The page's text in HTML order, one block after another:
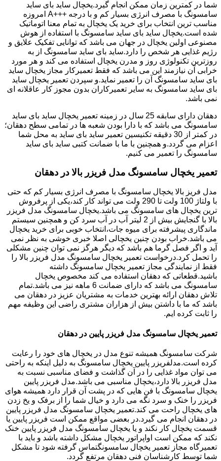
شما در کمترین زمان ممکن انجام گیرد.یخچال ساید بای ساید
سامسونگ با مصرف انرژی بسیار کم و با درجه +++A امروزه
مناسب ترین انتخاب برای خرید یک یخچال به تمام معنا اتوماتیک
شده است.یخچال ساید بای ساید سامسونگ با استفاده از هوش
مصنوعی اولین یخچال در جهان می باشد که توانایی تفکیک علایق و
رژیم غذایی هر شخص را دارد.ساید بای ساید سامسونگ از به
روزترین تکنولوژی روز و مدرن یخچال استفاده می کند و هر مورد
خرابی آن نیازمند این می باشد که فقط تعمیرکار مجاز یخچال ساید
بای ساید سامسونگ آن را تعمیر نماید.و سپردن تعمیر یخچال ساید
بای ساید سامسونگ به سایر تعمیرکاران بدون مجوز کار عاقلانه ای
نمی باشد.
دهقان دارای سابقه 25 سال در زمینه تعمیر یخچال ساید بای ساید
سامسونگ می باشد که با دارا بودن شعبه ها در تمامی سطح دهقان؛
در کمتر از 30 دقیقه تکنیسین تعمیر ساید بای ساید به محل شما
اعزام می گردد.و همچنین با ما با ضمانت کتبی ساید بای ساید
سامسونگ را تعمیر می کنیم.
تعمیر یخچال سامسونگ مدل فریزر بالا در دهقان
مدل فریز بالا یخچال سامسونگ با مصرف انرژی بسیار کم که حتی
با ولتاژ 100 ولت تا 290 ولت می تواند کار کند،یکی از پرفروش
ترین یخچال های سامسونگ می باشد.یخچال سامسونگ مدل فریزر
بالا با گنجایش بیش از 2 لیتر آب در آب سرد کن و همچنین سیستم
ماندگاری پیشرفته برای میوه جات،انتخاب خوبی برای خرید یخچال
می باشد.خراب بودن چنین یخچالی اصلا خبری خوشی به نظر نمی
آید و اگر فصل گرما هم باشد که دیگر هرگز نمی توان چنین مشکلی
را تحمل کرد.درخواست تعمیر یخچال سامسونگ مدل فریزر بالا را
فقط از نمایندگی مجاز تعمیر یخچال سامسونگ داشته
باشید.قطعاتی که دهقان استفاده می کند مخصوص یخچال
سامسونگ می باشد که دارای ضمانت 6 ماهه نیز می باشد.تمام
تلاش دهقان ارائه بهترین خدمات به مشتریان عزیز در دهقان می
باشد که ما با داشتن بیش از هزاران مشتری راضی این وظیفه مهم
را ثابت کرده ایم.
تعمیر یخچال سامسونگ مدل فریزر پایین در دهقان
شرکت سامسونگ همیشه تنوع مدل در یخچال های خود را رعایت
کرده است.مدلفریزر پایین یخچال سامسونگ به دلیل اینکه به راحتی
می توان مواد غذایی را در آن گذاشت و فضای مناسبی نسبت به
مدل فریزر بالا دارد،یخچال مناسبی می باشد.مدل فریزر پایین
یخچال سامسونگ با فن هایی که در پشت آن قرار دارد همیشه هوای
فریزر را خنک و سرد نگه می دارد و خیال شما را از برفک و یخ زدن
های یخچال راحت می کند.تعمیر یخچال سامسونگ مدل فریزر پایین
در دهقان انجام می گیرد.در بعضی مواقع ممکن است فریزر پایین یا
قسمت یخچال کار نکند و یا یخچال سامسونگ مدل فریزر پایین خنک
نکند که ممکن است اواپراتور یخچال مشکل داشته باشد و باید با
تعمیرگاه مجاز تعمیر یخچال سامسونگتماس گرفته شود تا مشکل
شما توسط کارشناسان فنی دهقان مرتفع گردد.